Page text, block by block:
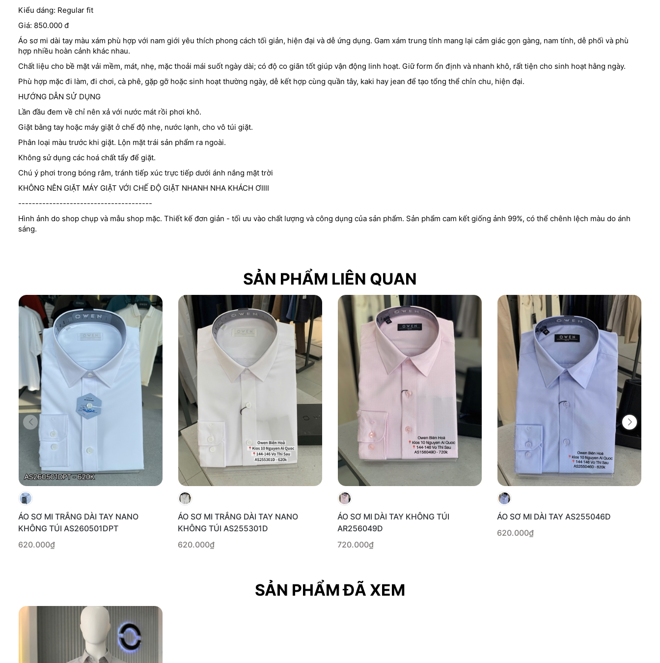
Kiểu dáng: Regular fit
Giá: 850.000 đ
Áo sơ mi dài tay màu xám phù hợp với nam giới yêu thích phong cách tối giản, hiện đại và dễ ứng dụng. Gam xám trung tính mang lại cảm giác gọn gàng, nam tính, dễ phối và phù
hợp nhiều hoàn cảnh khác nhau.
Chất liệu cho bề mặt vải mềm, mát, nhẹ, mặc thoải mái suốt ngày dài; có độ co giãn tốt giúp vận động linh hoạt. Giữ form ổn định và nhanh khô, rất tiện cho sinh hoạt hằng ngày.
Phù hợp mặc đi làm, đi chơi, cà phê, gặp gỡ hoặc sinh hoạt thường ngày, dễ kết hợp cùng quần tây, kaki hay jean để tạo tổng thể chỉn chu, hiện đại.
HƯỚNG DẪN SỬ DỤNG
Lần đầu đem về chỉ nên xả với nước mát rồi phơi khô.
Giặt bằng tay hoặc máy giặt ở chế độ nhẹ, nước lạnh, cho vô túi giặt.
Phân loại màu trước khi giặt. Lộn mặt trái sản phẩm ra ngoài.
Không sử dụng các hoá chất tẩy để giặt.
Chú ý phơi trong bóng râm, tránh tiếp xúc trực tiếp dưới ánh nắng mặt trời
KHÔNG NÊN GIẶT MÁY GIẶT VỚI CHẾ ĐỘ GIẶT NHANH NHA KHÁCH ƠIIII
---------------------------------------
Hình ảnh do shop chụp và mẫu shop mặc. Thiết kế đơn giản - tối ưu vào chất lượng và công dụng của sản phẩm. Sản phẩm cam kết giống ảnh 99%, có thể chênh lệch màu do ánh
sáng.
SẢN PHẨM LIÊN QUAN
ÁO SƠ MI TRẮNG DÀI TAY NANO
KHÔNG TÚI AS260501DPT
620.000₫
ÁO SƠ MI TRẮNG DÀI TAY NANO
KHÔNG TÚI AS255301D
620.000₫
ÁO SƠ MI DÀI TAY KHÔNG TÚI
AR256049D
720.000₫
ÁO SƠ MI DÀI TAY AS255046D
620.000₫
SẢN PHẨM ĐÃ XEM